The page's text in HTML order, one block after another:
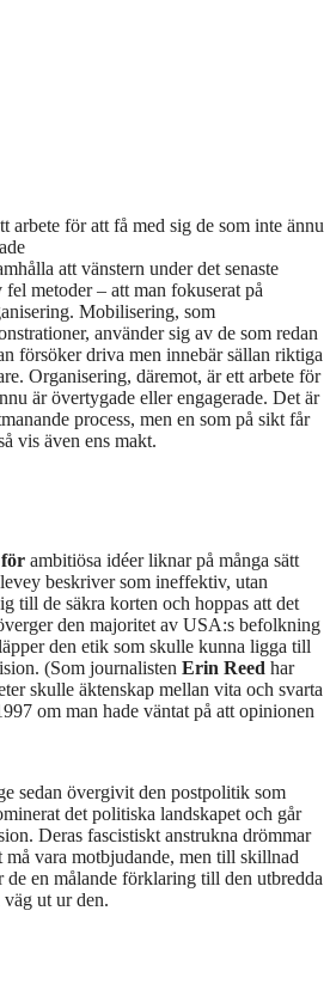
arbete för att få med sig de som inte ännu
att vänstern under det senaste
metoder – att man fokuserat på
Mobilisering, som
använder sig av de som redan
försöker driva men innebär sällan riktiga
Organisering, däremot, är ett arbete för
är övertygade eller engagerade. Det är
process, men en som på sikt får
vis även ens makt.
för ambitiösa idéer liknar på många sätt
beskriver som ineffektiv, utan
till de säkra korten och hoppas att det
den majoritet av USA:s befolkning
den etik som skulle kunna ligga till
(Som journalisten Erin Reed har
skulle äktenskap mellan vita och svarta
om man hade väntat på att opinionen
sedan övergivit den postpolitik som
det politiska landskapet och går
Deras fascistiskt anstrukna drömmar
må vara motbjudande, men till skillnad
de en målande förklaring till den utbredda
ut ur den.